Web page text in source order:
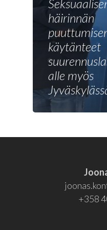
häirinnän
käytänteet
alle myös
+358